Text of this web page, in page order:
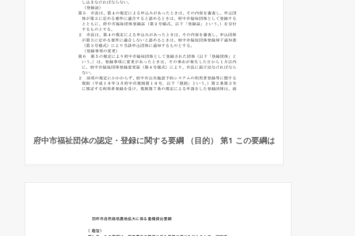
府中市福祉団体の認定・登録に関する要綱 （目的） 第1 この要綱は